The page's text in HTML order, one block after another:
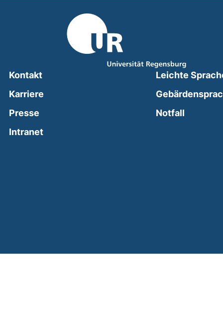
Kontakt
Karriere
Presse
Intranet(external link, opens in a new window)
Leichte
Notfall